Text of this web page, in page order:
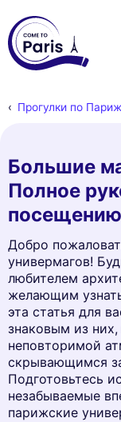
Прогулки по
Большие
Полное
Добро
универмагов!
любителем
желающим
эта статья для
знаковым из
неповторимой
скрывающимся
Подготовьтесь
незабываемые
парижские